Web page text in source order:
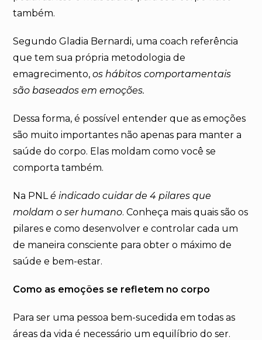
também.
Segundo Gladia Bernardi, uma coach referência
que tem sua própria metodologia de
emagrecimento,os hábitos comportamentais
são baseados em emoções.
Dessa forma, é possível entender que as emoções
são muito importantes não apenas para manter a
saúde do corpo. Elas moldam como você se
comporta também.
Na PNLé indicado cuidar de 4 pilares que
moldam o ser humano. Conheça mais quais são os
pilares e como desenvolver e controlar cada um
de maneira consciente para obter o máximo de
saúde e bem-estar.
Como as emoções se refletem no corpo
Para ser uma pessoa bem-sucedida em todas as
áreas da vida é necessário um equilíbrio do ser.